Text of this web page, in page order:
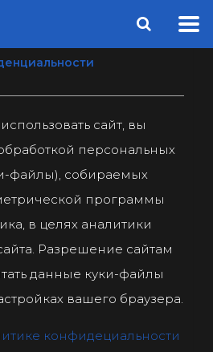
сайт, вы
персональных
файлы), собираемых
программы
в целях аналитики
Разрешение сайтам
данные куки-файлы
вашего браузера.
конфидециальности